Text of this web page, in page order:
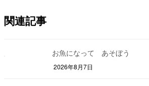
関連記事
お魚になって あそぼう
2026年8月7日